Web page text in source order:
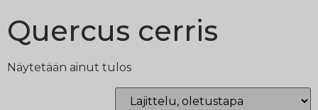
Quercus cerris
Näytetään ainut tulos